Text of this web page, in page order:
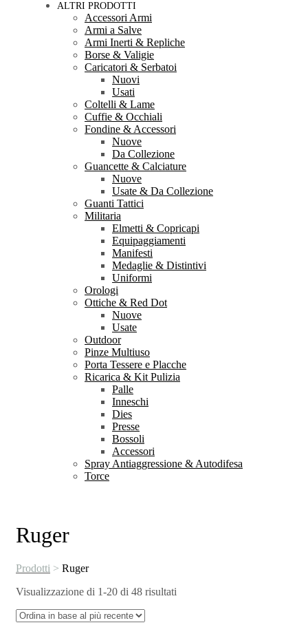
ALTRI PRODOTTI
Accessori Armi
Armi a Salve
Armi Inerti & Repliche
Borse & Valigie
Caricatori & Serbatoi
Nuovi
Usati
Coltelli & Lame
Cuffie & Occhiali
Fondine & Accessori
Nuove
Da Collezione
Guancette & Calciature
Nuove
Usate & Da Collezione
Guanti Tattici
Militaria
Elmetti & Copricapi
Equipaggiamenti
Manifesti
Medaglie & Distintivi
Uniformi
Orologi
Ottiche & Red Dot
Nuove
Usate
Outdoor
Pinze Multiuso
Porta Tessere e Placche
Ricarica & Kit Pulizia
Palle
Inneschi
Dies
Presse
Bossoli
Accessori
Spray Antiaggressione & Autodifesa
Torce
Ruger
Prodotti > Ruger
Visualizzazione di 1-20 di 48 risultati